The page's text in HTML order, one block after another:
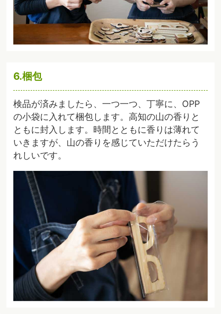
6.梱包
検品が済みましたら、一つ一つ、丁寧に、OPP
の小袋に入れて梱包します。高知の山の香りと
ともに封入します。時間とともに香りは薄れて
いきますが、山の香りを感じていただけたらう
れしいです。